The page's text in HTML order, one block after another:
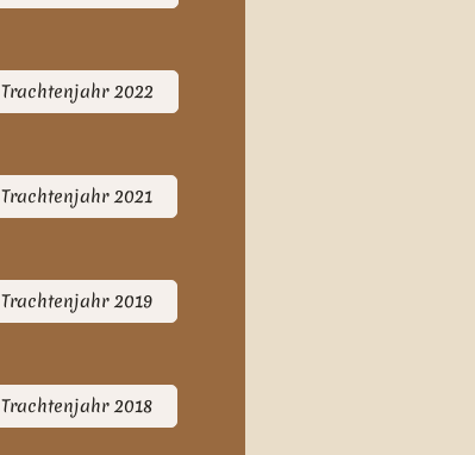
Trachtenjahr 2022
Trachtenjahr 2021
Trachtenjahr 2019
Trachtenjahr 2018